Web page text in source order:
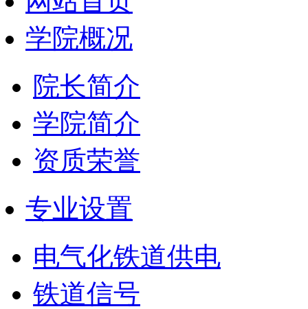
学院概况
院长简介
学院简介
资质荣誉
专业设置
电气化铁道供电
铁道信号